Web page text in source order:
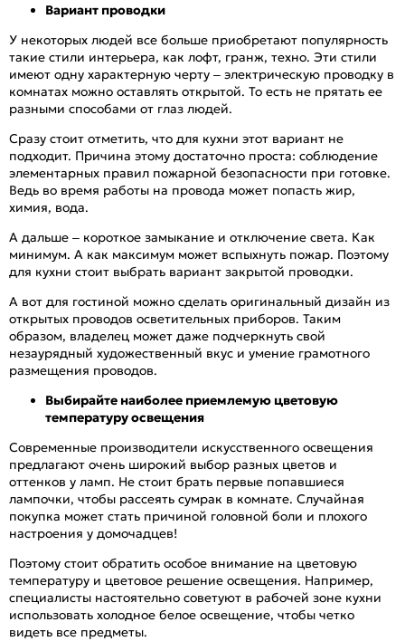
Вариант проводки
У некоторых людей все больше приобретают популярность
такие стили интерьера, как лофт, гранж, техно. Эти стили
имеют одну характерную черту – электрическую проводку в
комнатах можно оставлять открытой. То есть не прятать ее
разными способами от глаз людей.
Сразу стоит отметить, что для кухни этот вариант не
подходит. Причина этому достаточно проста: соблюдение
элементарных правил пожарной безопасности при готовке.
Ведь во время работы на провода может попасть жир,
химия, вода.
А дальше – короткое замыкание и отключение света. Как
минимум. А как максимум может вспыхнуть пожар. Поэтому
для кухни стоит выбрать вариант закрытой проводки.
А вот для гостиной можно сделать оригинальный дизайн из
открытых проводов осветительных приборов. Таким
образом, владелец может даже подчеркнуть свой
незаурядный художественный вкус и умение грамотного
размещения проводов.
Выбирайте наиболее приемлемую цветовую
температуру освещения
Современные производители искусственного освещения
предлагают очень широкий выбор разных цветов и
оттенков у ламп. Не стоит брать первые попавшиеся
лампочки, чтобы рассеять сумрак в комнате. Случайная
покупка может стать причиной головной боли и плохого
настроения у домочадцев!
Поэтому стоит обратить особое внимание на цветовую
температуру и цветовое решение освещения. Например,
специалисты настоятельно советуют в рабочей зоне кухни
использовать холодное белое освещение, чтобы четко
видеть все предметы.